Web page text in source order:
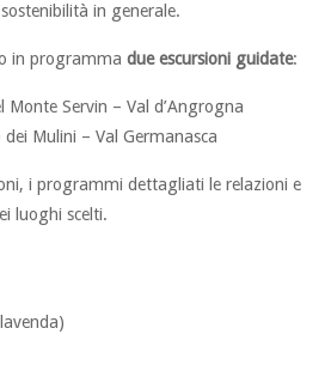
in generale.
in programmadue escursioni guidate:
Monte Servin – Val d’Angrogna
dei Mulini – Val Germanasca
i programmi dettagliati le relazioni e
luoghi scelti.